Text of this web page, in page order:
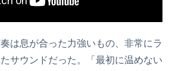
は息が合った力強いもの、非常にラ
サウンドだった。「最初に温めない